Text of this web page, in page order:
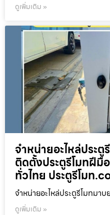
ดูเพิ่มเติม »
จำหน่ายอะไหล่ประ
ติดตั้งประตูรีโมทฝีมื
ทั่วไทย ประตูรีโมท
จำหน่ายอะไหล่ประตูรีโมทมา
ดูเพิ่มเติม »